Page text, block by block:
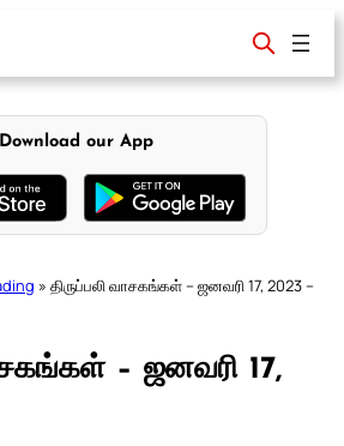
Download our App
» திருப்பலி வாசகங்கள் – ஜனவரி 17, 2023 –
– ஜனவரி 17,